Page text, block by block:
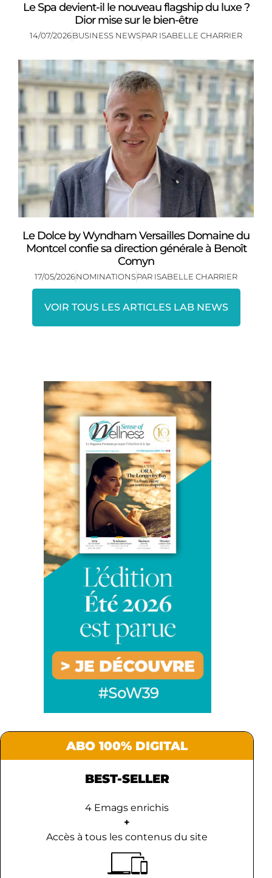
Le Spa devient-il le nouveau flagship du luxe ?
Dior mise sur le bien-être
14/07/2026BUSINESS NEWSPAR ISABELLE CHARRIER
Le Dolce by Wyndham Versailles Domaine du
Montcel confie sa direction générale à Benoît
Comyn
17/05/2026NOMINATIONSPAR ISABELLE CHARRIER
VOIR TOUS LES ARTICLES LAB NEWS
ABO 100% DIGITAL
BEST-SELLER
4 Emags enrichis
+
Accès à tous les contenus du site